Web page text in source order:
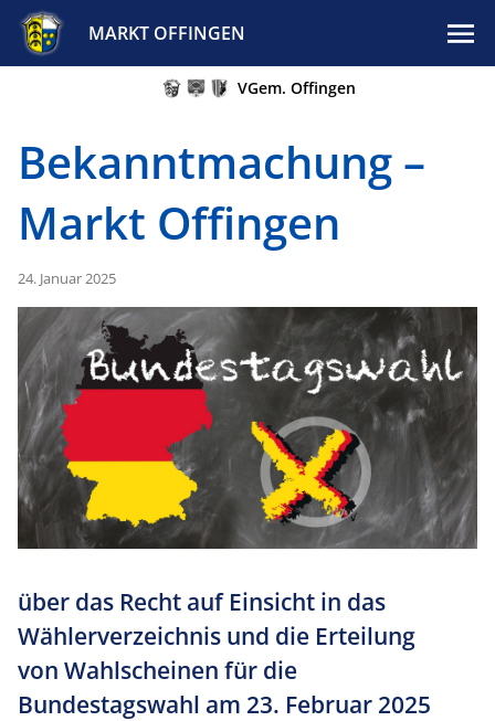
MARKT OFFINGEN
VGem. Offingen
Bekanntmachung –
Markt Offingen
24. Januar 2025
über das Recht auf Einsicht in das
Wählerverzeichnis und die Erteilung
von Wahlscheinen für die
Bundestagswahl am 23. Februar 2025